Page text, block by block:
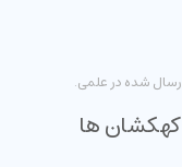
شده درعلمی.
کهکشان ها